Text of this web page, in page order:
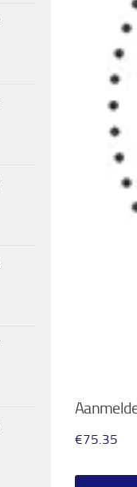
€75.35